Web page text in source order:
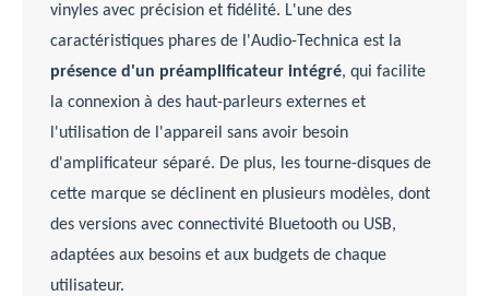
vinyles avec précision et fidélité. L'une des
caractéristiques phares de l'Audio-Technica est la
présence d'un préamplificateur intégré, qui facilite
la connexion à des haut-parleurs externes et
l'utilisation de l'appareil sans avoir besoin
d'amplificateur séparé. De plus, les tourne-disques de
cette marque se déclinent en plusieurs modèles, dont
des versions avec connectivité Bluetooth ou USB,
adaptées aux besoins et aux budgets de chaque
utilisateur.